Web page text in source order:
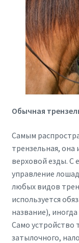
Обычная
Самым
трензельная, она
верховой езды. С
управление
любых видов
используется
название),
Само устройство
затылочного,